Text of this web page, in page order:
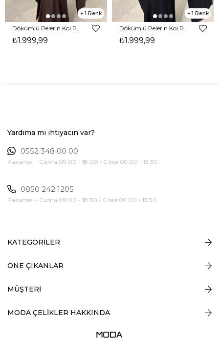
1
₺1.999,99
1
₺1.999,99
Yardıma mı ihtiyacın var?
0552 348 00 00
Pazartesi - Cuma 09:00 - 18:00 / C.tesi 09:00 - 13:30
0850 242 1205
Pazartesi - Cuma 09:00 - 18:30 / C.tesi 09:00 - 13:30
KATEGORİLER
ÖNE ÇIKANLAR
MÜŞTERİ
MODA ÇELİKLER HAKKINDA